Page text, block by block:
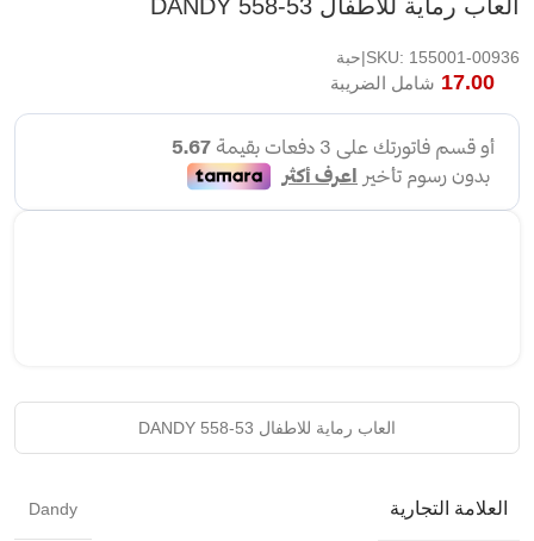
العاب رماية للاطفال DANDY 558-53
SKU: 155001-00936|حبة
17.00 شامل الضريبة
العاب رماية للاطفال DANDY 558-53
العلامة التجارية Dandy